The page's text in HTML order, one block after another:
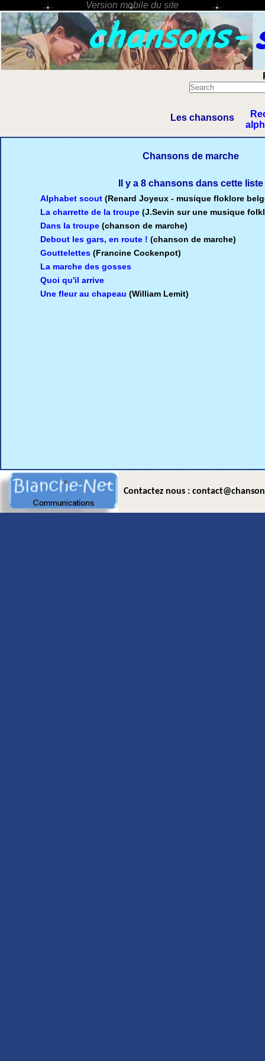
Les chansons
Chansons de marche
Il y a 8 chansons dans cette liste
Alphabet scout (Renard Joyeux - musique floklore
La charrette de la troupe (J.Sevin sur une musique
Dans la troupe (chanson de marche)
Debout les gars, en route ! (chanson de marche)
Gouttelettes (Francine Cockenpot)
La marche des gosses
Quoi qu'il arrive
Une fleur au chapeau (William Lemit)
Contactez nous :